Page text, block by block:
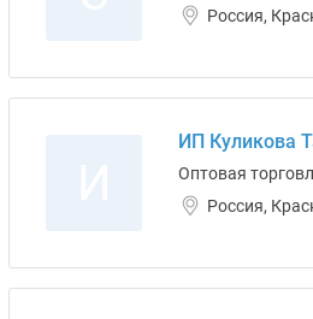
Россия,
ИП Куликова
Оптовая
Россия,